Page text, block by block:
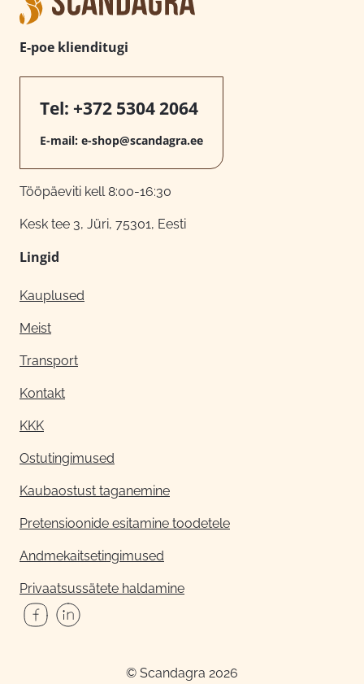
E-poe klienditugi
Tel: +372 5304 2064
E-mail: e-shop@scandagra.ee
Tööpäeviti kell 8:00-16:30
Kesk tee 3, Jüri, 75301, Eesti
Lingid
Kauplused
Meist
Transport
Kontakt
KKK
Ostutingimused
Kaubaostust taganemine
Pretensioonide esitamine toodetele
Andmekaitsetingimused
Privaatsussätete haldamine
© Scandagra 2026